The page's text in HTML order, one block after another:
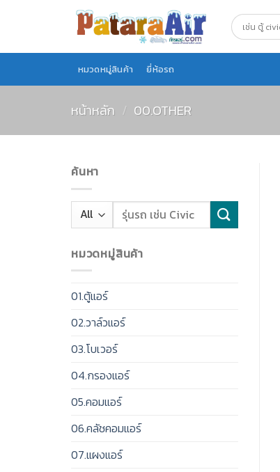
หมวดหมู่สินค้า ยี่ห้อรถ
หน้าหลัก / 00.OTHER
ค้นหา
หมวดหมู่สินค้า
01.ตู้แอร์
02.วาล์วแอร์
03.โบเวอร์
04.กรองแอร์
05.คอมแอร์
06.คลัชคอมแอร์
07.แผงแอร์